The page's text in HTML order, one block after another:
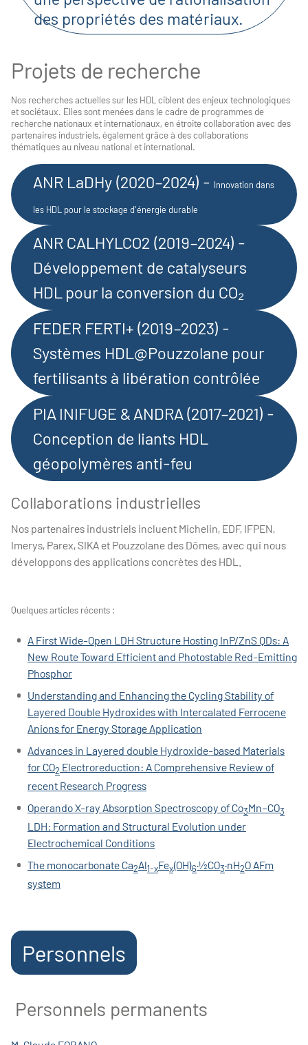
des propriétés des matériaux.
Projets de recherche
Nos recherches actuelles sur les HDL ciblent des enjeux technologiques
et sociétaux. Elles sont menées dans le cadre de programmes de
recherche nationaux et internationaux, en étroite collaboration avec des
partenaires industriels, également grâce à des collaborations
thématiques au niveau national et international.
ANR LaDHy (2020–2024) - Innovation dans
les HDL pour le stockage d'énergie durable
ANR CALHYLCO2 (2019–2024) -
Développement de catalyseurs
HDL pour la conversion du CO₂
FEDER FERTI+ (2019–2023) -
Systèmes HDL@Pouzzolane pour
fertilisants à libération contrôlée
PIA INIFUGE & ANDRA (2017–2021) -
Conception de liants HDL
géopolymères anti-feu
Collaborations industrielles
Nos partenaires industriels incluent Michelin, EDF, IFPEN,
Imerys, Parex, SIKA et Pouzzolane des Dômes, avec qui nous
développons des applications concrètes des HDL.
Quelques articles récents :
A First Wide-Open LDH Structure Hosting InP/ZnS QDs: A
New Route Toward Efficient and Photostable Red-Emitting
Phosphor
Understanding and Enhancing the Cycling Stability of
Layered Double Hydroxides with Intercalated Ferrocene
Anions for Energy Storage Application
Advances in Layered double Hydroxide-based Materials
for CO2 Electroreduction: A Comprehensive Review of
recent Research Progress
Operando X-ray Absorption Spectroscopy of Co3Mn–CO3
LDH: Formation and Structural Evolution under
Electrochemical Conditions
The monocarbonate Ca2Al1-xFex(OH)6·½CO3·nH2O AFm
system
Personnels
Personnels permanents